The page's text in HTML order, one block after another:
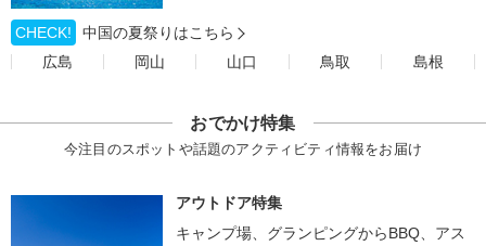
CHECK!
中国の夏祭りはこちら
広島
岡山 山口 鳥取 島根
おでかけ特集
今注目のスポットや話題のアクティビティ情報をお届け
アウトドア特集
キャンプ場、グランピングからBBQ、アス